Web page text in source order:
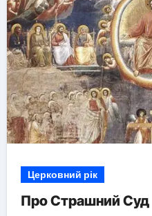
Церковний рік
Про Страшний Суд